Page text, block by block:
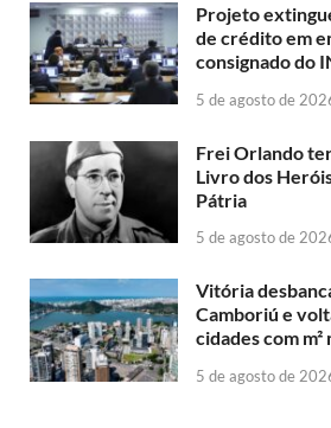
Projeto
de crédito em
consignado do
5 de agosto de
Frei Orlando
Livro dos
Pátria
5 de agosto de
Vitória
Camboriú e
cidades com m²
5 de agosto de